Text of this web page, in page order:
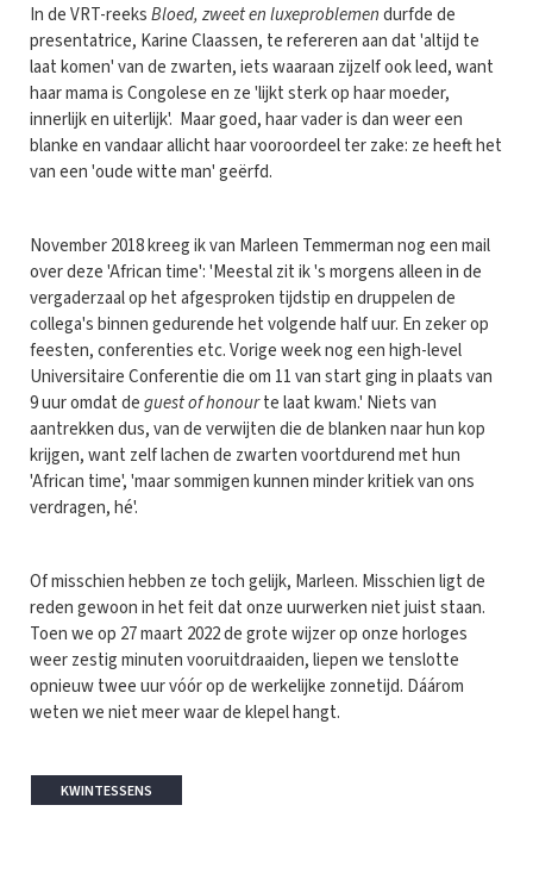
In de VRT-reeksBloed, zweet en luxeproblemendurfde de
presentatrice, Karine Claassen, te refereren aan dat 'altijd te
laat komen' van de zwarten, iets waaraan zijzelf ook leed, want
haar mama is Congolese en ze 'lijkt sterk op haar moeder,
innerlijk en uiterlijk'. Maar goed, haar vader is dan weer een
blanke en vandaar allicht haar vooroordeel ter zake: ze heeft het
van een 'oude witte man' geërfd.
November 2018 kreeg ik van Marleen Temmerman nog een mail
over deze 'African time': 'Meestal zit ik 's morgens alleen in de
vergaderzaal op het afgesproken tijdstip en druppelen de
collega's binnen gedurende het volgende half uur. En zeker op
feesten, conferenties etc. Vorige week nog een high-level
Universitaire Conferentie die om 11 van start ging in plaats van
9 uur omdat deguest of honourte laat kwam.' Niets van
aantrekken dus, van de verwijten die de blanken naar hun kop
krijgen, want zelf lachen de zwarten voortdurend met hun
'African time', 'maar sommigen kunnen minder kritiek van ons
verdragen, hé'.
Of misschien hebben ze toch gelijk, Marleen. Misschien ligt de
reden gewoon in het feit dat onze uurwerken niet juist staan.
Toen we op 27 maart 2022 de grote wijzer op onze horloges
weer zestig minuten vooruitdraaiden, liepen we tenslotte
opnieuw twee uur vóór op de werkelijke zonnetijd. Dáárom
weten we niet meer waar de klepel hangt.
KWINTESSENS